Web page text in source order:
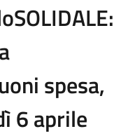
spesa,
6 aprile